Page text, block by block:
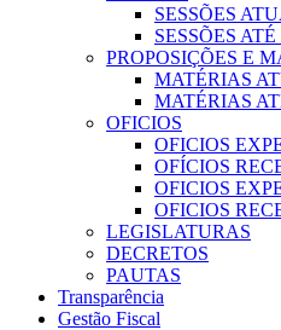
SESSÕES
SESSÕES ATÉ
PROPOSIÇÕES E
MATÉRIAS
MATÉRIAS
OFICIOS
OFICIOS
OFÍCIOS
OFICIOS
OFICIOS
LEGISLATURAS
DECRETOS
PAUTAS
Transparência
Gestão Fiscal